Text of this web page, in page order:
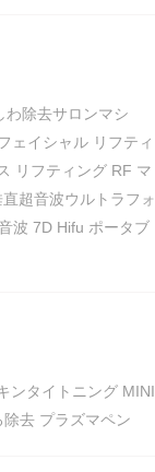
わ除去サロンマシ
ェイシャル リフティ
リフティング RF マ
超音波ウルトラフォ
波 7D Hifu ポータブ
ンタイトニング MINI
去 プラズマペン